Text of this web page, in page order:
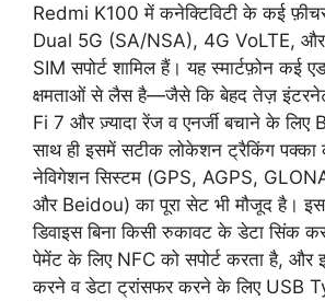
Redmi K100 में कनेक्टिविटी के कई
Dual 5G (SA/NSA), 4G VoLTE,
SIM सपोर्ट शामिल हैं। यह स्मार्टफ़ोन कई
क्षमताओं से लैस है—जैसे कि बेहद तेज़
Fi 7 और ज़्यादा रेंज व एनर्जी बचाने के
साथ ही इसमें सटीक लोकेशन ट्रैकिंग
नेविगेशन सिस्टम (GPS, AGPS,
और Beidou) का पूरा सेट भी मौजूद है।
डिवाइस बिना किसी रुकावट के डेटा सिंक
पेमेंट के लिए NFC को सपोर्ट करता है, और
करने व डेटा ट्रांसफर करने के लिए USB